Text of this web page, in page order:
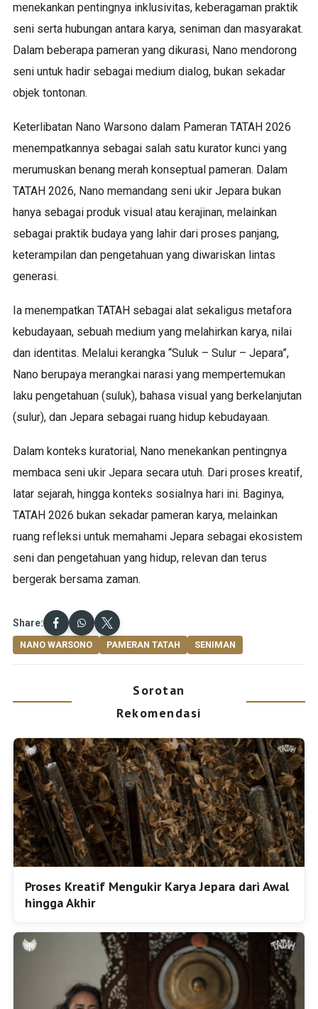
menekankan pentingnya inklusivitas, keberagaman praktik
seni serta hubungan antara karya, seniman dan masyarakat.
Dalam beberapa pameran yang dikurasi, Nano mendorong
seni untuk hadir sebagai medium dialog, bukan sekadar
objek tontonan.
Keterlibatan Nano Warsono dalam Pameran TATAH 2026
menempatkannya sebagai salah satu kurator kunci yang
merumuskan benang merah konseptual pameran. Dalam
TATAH 2026, Nano memandang seni ukir Jepara bukan
hanya sebagai produk visual atau kerajinan, melainkan
sebagai praktik budaya yang lahir dari proses panjang,
keterampilan dan pengetahuan yang diwariskan lintas
generasi.
Ia menempatkan TATAH sebagai alat sekaligus metafora
kebudayaan, sebuah medium yang melahirkan karya, nilai
dan identitas. Melalui kerangka “Suluk – Sulur – Jepara”,
Nano berupaya merangkai narasi yang mempertemukan
laku pengetahuan (suluk), bahasa visual yang berkelanjutan
(sulur), dan Jepara sebagai ruang hidup kebudayaan.
Dalam konteks kuratorial, Nano menekankan pentingnya
membaca seni ukir Jepara secara utuh. Dari proses kreatif,
latar sejarah, hingga konteks sosialnya hari ini. Baginya,
TATAH 2026 bukan sekadar pameran karya, melainkan
ruang refleksi untuk memahami Jepara sebagai ekosistem
seni dan pengetahuan yang hidup, relevan dan terus
bergerak bersama zaman.
Share:
NANO WARSONO PAMERAN TATAH SENIMAN
Sorotan
Rekomendasi
Proses Kreatif Mengukir Karya Jepara dari Awal
hingga Akhir